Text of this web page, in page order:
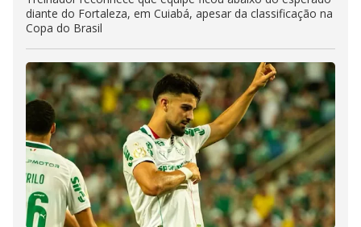
diante do Fortaleza, em Cuiabá, apesar da classificação na
Copa do Brasil